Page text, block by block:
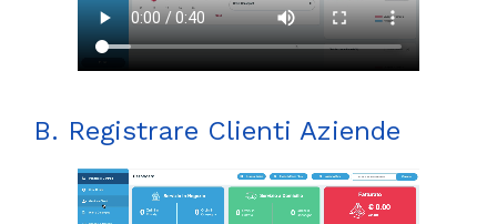
B. Registrare Clienti Aziende